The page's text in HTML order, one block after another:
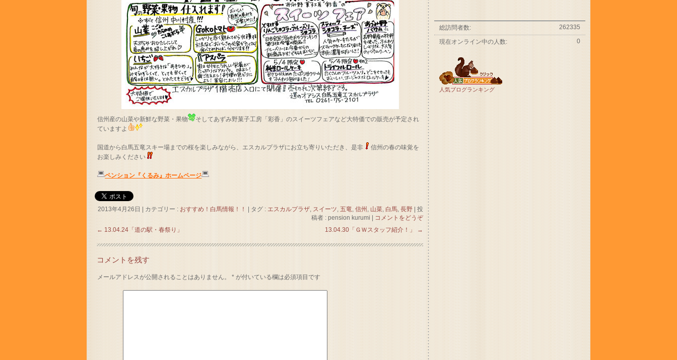
信州産の山菜や新鮮な野菜・果物
そしてあずみ野菓子工房「彩香」のスイーツフェアなど大特価での販売が予定され
ていますよ
国道から白馬五竜スキー場までの桜を楽しみながら、エスカルプラザにお立ち寄りいただき、是非
信州の春の味覚を
お楽しみください
ペンション『くるみ』ホームページ
2013年4月26日 カテゴリー : おすすめ！白馬情報！！ タグ : エスカルプラザ, スイーツ, 五竜, 信州 , 山菜, 白馬, 長野
投
稿者 : pension kurumi
コメントをどうぞ
← 13.04.24「道の駅・春祭り」 13.04.30「ＧＷスタッフ紹介！」 →
コメントを残す
メールアドレスが公開されることはありません。 * が付いている欄は必須項目です
262335
総訪問者数:
0
現在オンライン中の人数:
人気ブログランキング